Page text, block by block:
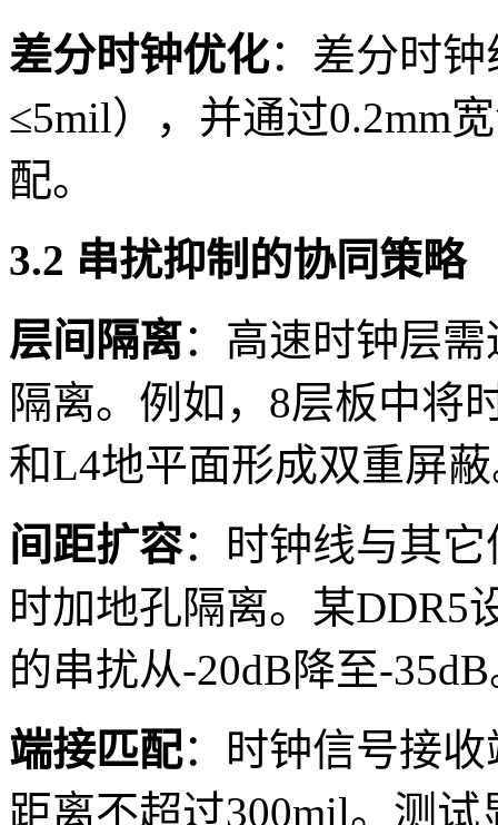
差分时钟优化：差分时
≤5mil），并通过0.2mm
配。
3.2 串扰抑制的协同策略
层间隔离：高速时钟层
隔离。例如，8层板中将
和L4地平面形成双重屏
间距扩容：时钟线与其
时加地孔隔离。某DDR5
的串扰从-20dB降至-
端接匹配：时钟信号接
距离不超过300mil。测